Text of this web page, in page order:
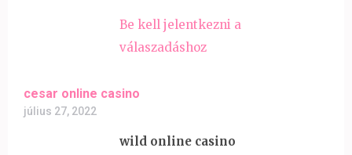
Be kell jelentkezni a
válaszadáshoz
cesar online casino
július 27, 2022
wild online casino